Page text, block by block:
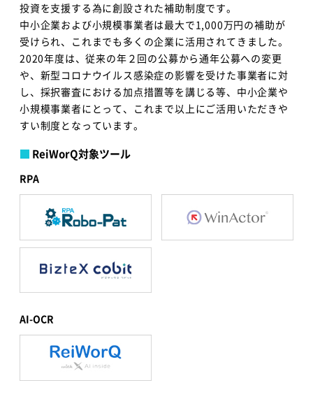
投資を支援する為に創設された補助制度です。
中小企業および小規模事業者は最大で1,000万円の補助が
受けられ、これまでも多くの企業に活用されてきました。
2020年度は、従来の年２回の公募から通年公募への変更
や、新型コロナウイルス感染症の影響を受けた事業者に対
し、採択審査における加点措置等を講じる等、中小企業や
小規模事業者にとって、これまで以上にご活用いただきや
すい制度となっています。
ReiWorQ対象ツール
RPA
AI-OCR